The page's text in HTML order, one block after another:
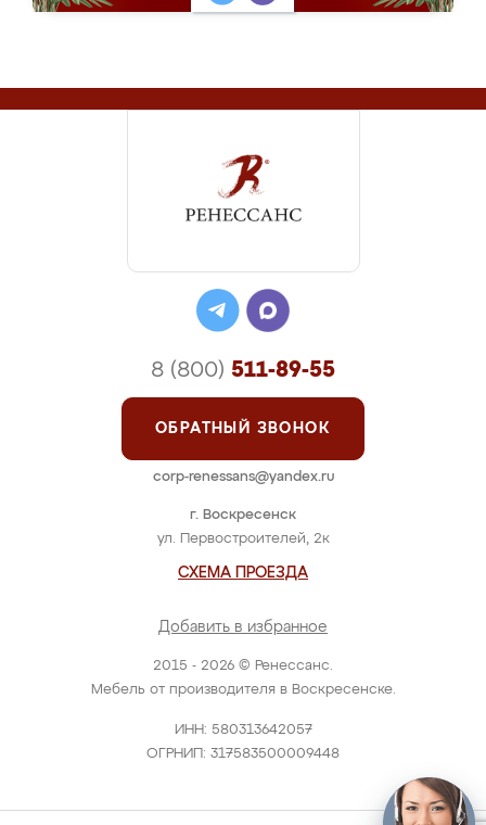
2015 - 2026 © Ренессанс.
Мебель от производителя в Воскресенске.
ИНН: 580313642057
ОГРНИП: 317583500009448
г. Воскресенск
ул. Первостроителей, 2к
СХЕМА ПРОЕЗДА
Добавить в избранное
8 (800) 511-89-55
ОБРАТНЫЙ ЗВОНОК
corp-renessans@yandex.ru